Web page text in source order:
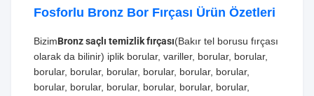
Fosforlu Bronz Bor Fırçası Ürün Özetleri
BizimBronz saçlı temizlik fırçası(Bakır tel borusu fırçası
olarak da bilinir) iplik borular, variller, borular, borular,
borular, borular, borular, borular, borular, borular,
borular, borular, borular, borular, borular, borular,